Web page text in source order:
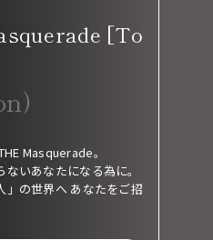
[To
Masquerade。
いあなたになる為に。
」の世界へ あなたをご招